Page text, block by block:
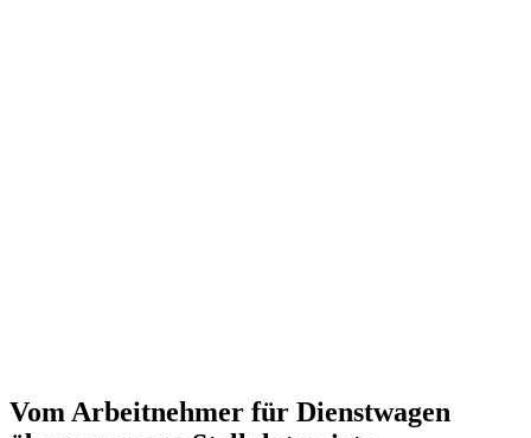
Vom Arbeitnehmer für Dienstwagen